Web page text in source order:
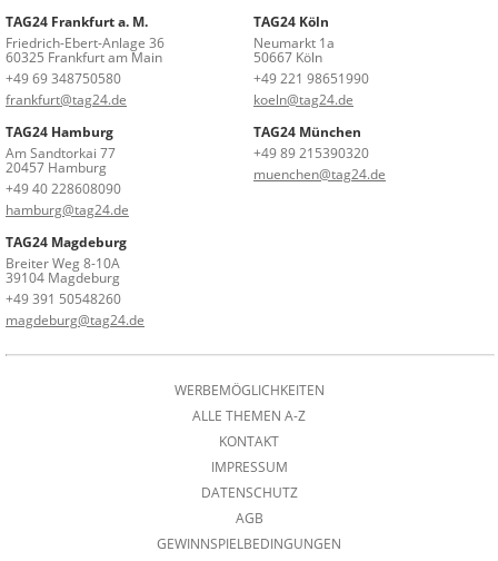
TAG24 Frankfurt a. M.
Friedrich-Ebert-Anlage 36
60325 Frankfurt am Main
+49 69 348750580
frankfurt@tag24.de
TAG24 Köln
Neumarkt 1a
50667 Köln
+49 221 98651990
koeln@tag24.de
TAG24 Hamburg
Am Sandtorkai 77
20457 Hamburg
+49 40 228608090
hamburg@tag24.de
TAG24 München
+49 89 215390320
muenchen@tag24.de
TAG24 Magdeburg
Breiter Weg 8-10A
39104 Magdeburg
+49 391 50548260
magdeburg@tag24.de
WERBEMÖGLICHKEITEN
ALLE THEMEN A-Z
KONTAKT
IMPRESSUM
DATENSCHUTZ
AGB
GEWINNSPIELBEDINGUNGEN